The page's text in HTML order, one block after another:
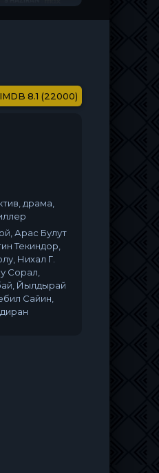
8.1 (22000)
драма,
Арас Булут
Текиндор,
Нихал Г.
Сорал,
Йылдырай
Сайин,